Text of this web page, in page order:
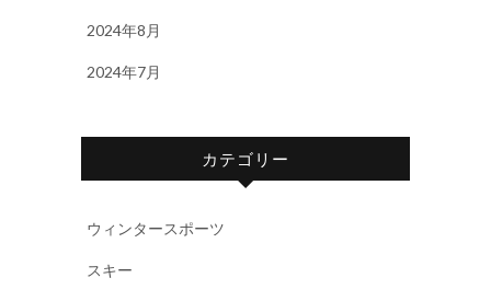
2024年8月
2024年7月
カテゴリー
ウィンタースポーツ
スキー